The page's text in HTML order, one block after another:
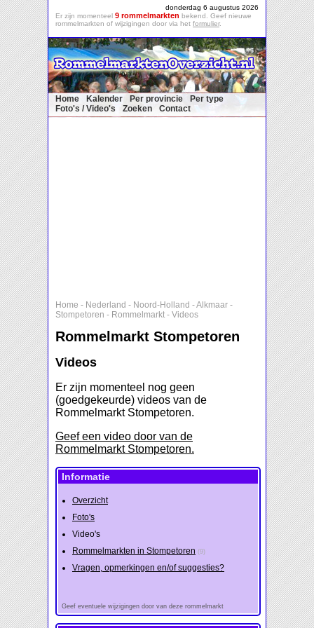
donderdag 6 augustus 2026
Er zijn momenteel 9 rommelmarkten bekend. Geef nieuwe
rommelmarkten of wijzigingen door via het formulier.
Home Kalender Per provincie
Per type
Foto's / Video's
Zoeken Contact
Home - Nederland - Noord-Holland -Alkmaar -
Stompetoren - Rommelmarkt - Videos
Rommelmarkt Stompetoren
Videos
Er zijn momenteel nog geen
(goedgekeurde) videos van de
Rommelmarkt Stompetoren.
Geef een video door van de
Rommelmarkt Stompetoren.
Informatie
Overzicht
Foto's
Video's
Rommelmarkten in Stompetoren (9)
Vragen, opmerkingen en/of suggesties?
Geef eventuele wijzigingen door van deze rommelmarkt